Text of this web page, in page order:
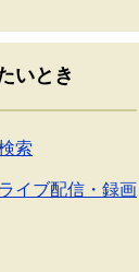
いとき
索
イブ配信・録画